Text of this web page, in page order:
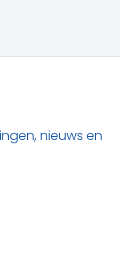
nieuws en